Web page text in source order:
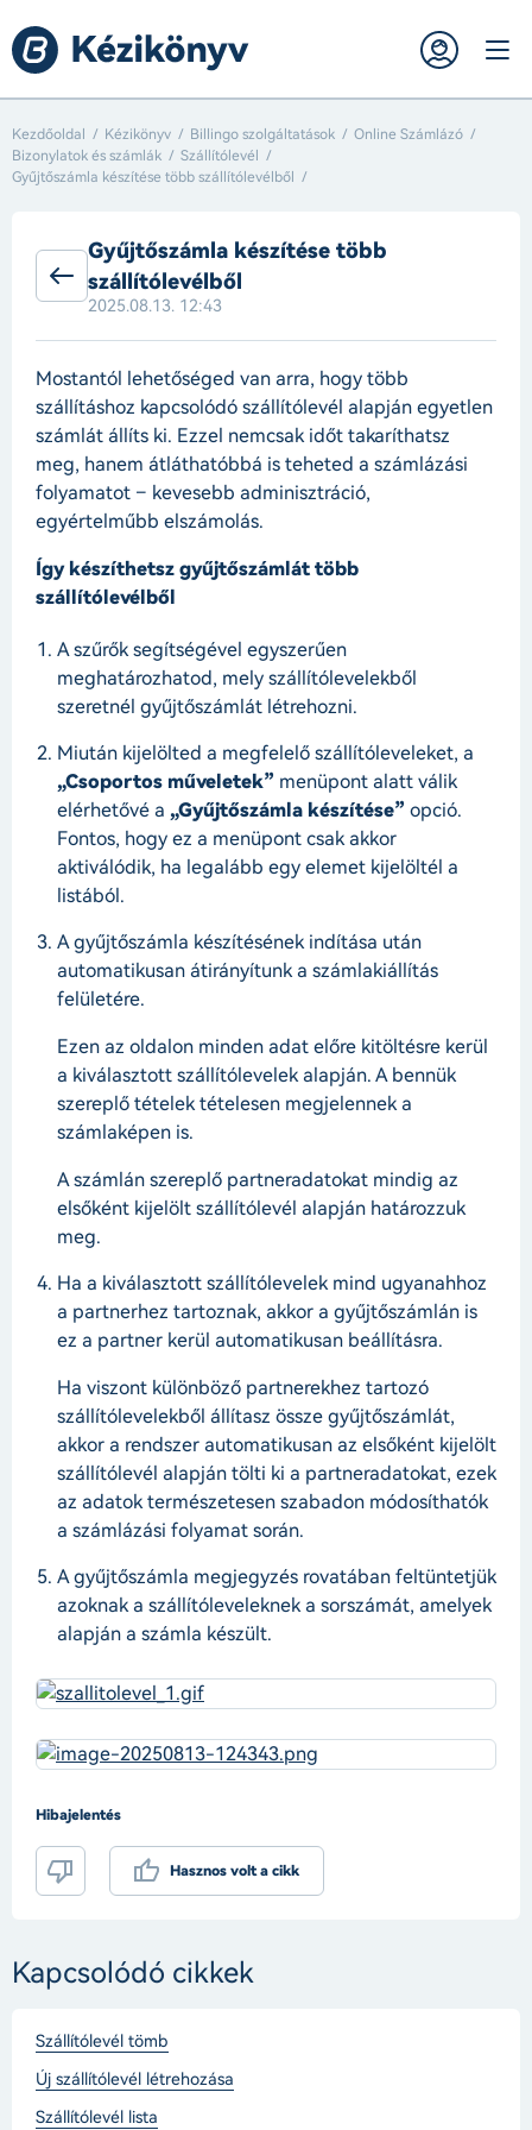
Kezdőoldal Kézikönyv Billingo szolgáltatások
Online Számlázó
Bizonylatok és számlák
Szállítólevél
Gyűjtőszámla készítése több szállítólevélből
Gyűjtőszámla készítése több
szállítólevélből
2025.08.13. 12:43
Mostantól lehetőséged van arra, hogy több
szállításhoz kapcsolódó szállítólevél alapján egyetlen
számlát állíts ki. Ezzel nemcsak időt takaríthatsz
meg, hanem átláthatóbbá is teheted a számlázási
folyamatot – kevesebb adminisztráció,
egyértelműbb elszámolás.
Így készíthetsz gyűjtőszámlát több
szállítólevélből
A szűrők segítségével egyszerűen
meghatározhatod, mely szállítólevelekből
szeretnél gyűjtőszámlát létrehozni.
Miután kijelölted a megfelelő szállítóleveleket, a
„Csoportos műveletek” menüpont alatt válik
elérhetővé a „Gyűjtőszámla készítése” opció.
Fontos, hogy ez a menüpont csak akkor
aktiválódik, ha legalább egy elemet kijelöltél a
listából.
A gyűjtőszámla készítésének indítása után
automatikusan átirányítunk a számlakiállítás
felületére.
Ezen az oldalon minden adat előre kitöltésre kerül
a kiválasztott szállítólevelek alapján. A bennük
szereplő tételek tételesen megjelennek a
számlaképen is.
A számlán szereplő partneradatokat mindig az
elsőként kijelölt szállítólevél alapján határozzuk
meg.
Ha a kiválasztott szállítólevelek mind ugyanahhoz
a partnerhez tartoznak, akkor a gyűjtőszámlán is
ez a partner kerül automatikusan beállításra.
Ha viszont különböző partnerekhez tartozó
szállítólevelekből állítasz össze gyűjtőszámlát,
akkor a rendszer automatikusan az elsőként kijelölt
szállítólevél alapján tölti ki a partneradatokat, ezek
az adatok természetesen szabadon módosíthatók
a számlázási folyamat során.
A gyűjtőszámla megjegyzés rovatában feltüntetjük
azoknak a szállítóleveleknek a sorszámát, amelyek
alapján a számla készült.
Hibajelentés
Hasznos volt a cikk
Kapcsolódó cikkek
Szállítólevél tömb
Új szállítólevél létrehozása
Szállítólevél lista